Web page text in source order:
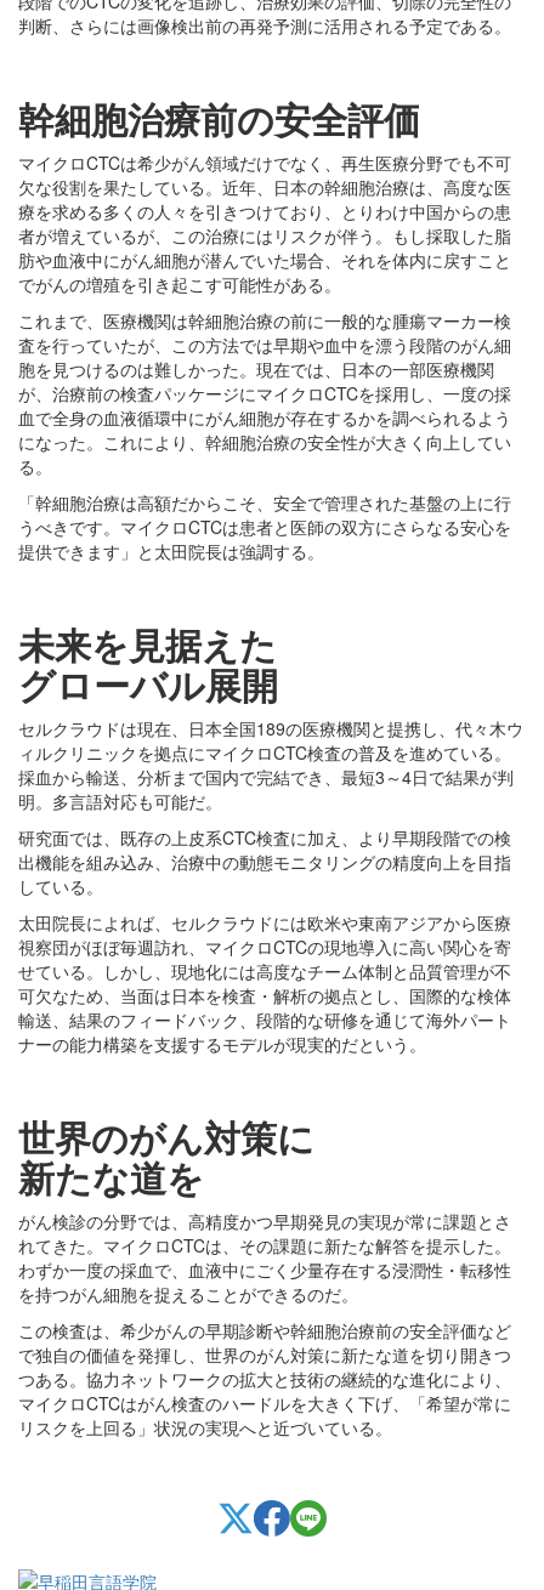
判断、さらには画像検出前の再発予測に活用される予定である。
幹細胞治療前の安全評価
マイクロCTCは希少がん領域だけでなく、再生医療分野でも不可
欠な役割を果たしている。近年、日本の幹細胞治療は、高度な医
療を求める多くの人々を引きつけており、とりわけ中国からの患
者が増えているが、この治療にはリスクが伴う。もし採取した脂
肪や血液中にがん細胞が潜んでいた場合、それを体内に戻すこと
でがんの増殖を引き起こす可能性がある。
これまで、医療機関は幹細胞治療の前に一般的な腫瘍マーカー検
査を行っていたが、この方法では早期や血中を漂う段階のがん細
胞を見つけるのは難しかった。現在では、日本の一部医療機関
が、治療前の検査パッケージにマイクロCTCを採用し、一度の採
血で全身の血液循環中にがん細胞が存在するかを調べられるよう
になった。これにより、幹細胞治療の安全性が大きく向上してい
る。
「幹細胞治療は高額だからこそ、安全で管理された基盤の上に行
うべきです。マイクロCTCは患者と医師の双方にさらなる安心を
提供できます」と太田院長は強調する。
未来を見据えた
グローバル展開
セルクラウドは現在、日本全国189の医療機関と提携し、代々木ウ
ィルクリニックを拠点にマイクロCTC検査の普及を進めている。
採血から輸送、分析まで国内で完結でき、最短3～4日で結果が判
明。多言語対応も可能だ。
研究面では、既存の上皮系CTC検査に加え、より早期段階での検
出機能を組み込み、治療中の動態モニタリングの精度向上を目指
している。
太田院長によれば、セルクラウドには欧米や東南アジアから医療
視察団がほぼ毎週訪れ、マイクロCTCの現地導入に高い関心を寄
せている。しかし、現地化には高度なチーム体制と品質管理が不
可欠なため、当面は日本を検査・解析の拠点とし、国際的な検体
輸送、結果のフィードバック、段階的な研修を通じて海外パート
ナーの能力構築を支援するモデルが現実的だという。
世界のがん対策に
新たな道を
がん検診の分野では、高精度かつ早期発見の実現が常に課題とさ
れてきた。マイクロCTCは、その課題に新たな解答を提示した。
わずか一度の採血で、血液中にごく少量存在する浸潤性・転移性
を持つがん細胞を捉えることができるのだ。
この検査は、希少がんの早期診断や幹細胞治療前の安全評価など
で独自の価値を発揮し、世界のがん対策に新たな道を切り開きつ
つある。協力ネットワークの拡大と技術の継続的な進化により、
マイクロCTCはがん検査のハードルを大きく下げ、「希望が常に
リスクを上回る」状況の実現へと近づいている。